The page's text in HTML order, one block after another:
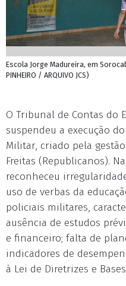
Escola Jorge Madureira, em
PINHEIRO / ARQUIVO JCS)
O Tribunal de Contas do
suspendeu a execução
Militar, criado pela
Freitas (Republicanos).
reconheceu
uso de verbas da
policiais militares,
ausência de estudos
e financeiro; falta de
indicadores de
à Lei de Diretrizes e